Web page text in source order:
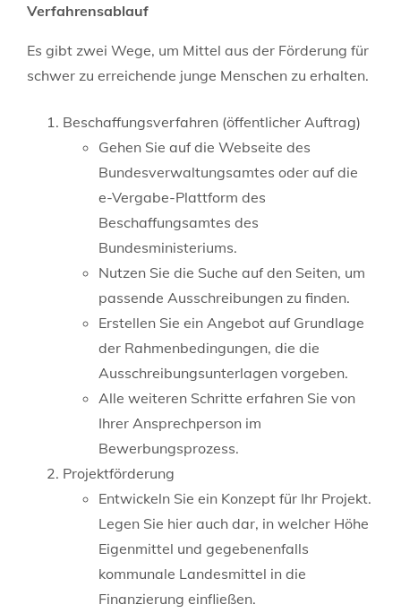
Verfahrensablauf
Es gibt zwei Wege, um Mittel aus der Förderung für
schwer zu erreichende junge Menschen zu erhalten.
Beschaffungsverfahren (öffentlicher Auftrag)
Gehen Sie auf die Webseite des
Bundesverwaltungsamtes oder auf die
e-Vergabe-Plattform des
Beschaffungsamtes des
Bundesministeriums.
Nutzen Sie die Suche auf den Seiten, um
passende Ausschreibungen zu finden.
Erstellen Sie ein Angebot auf Grundlage
der Rahmenbedingungen, die die
Ausschreibungsunterlagen vorgeben.
Alle weiteren Schritte erfahren Sie von
Ihrer Ansprechperson im
Bewerbungsprozess.
Projektförderung
Entwickeln Sie ein Konzept für Ihr Projekt.
Legen Sie hier auch dar, in welcher Höhe
Eigenmittel und gegebenenfalls
kommunale Landesmittel in die
Finanzierung einfließen.